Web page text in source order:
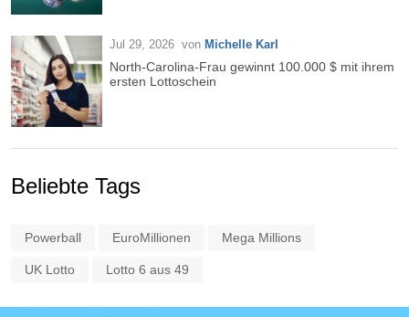
Jul 29, 2026 von Michelle Karl
North-Carolina-Frau gewinnt 100.000 $ mit ihrem
ersten Lottoschein
Beliebte Tags
Powerball EuroMillionen Mega Millions
UK Lotto Lotto 6 aus 49